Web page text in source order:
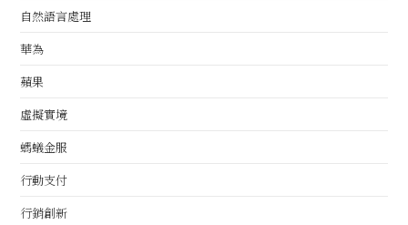
自然語言處理
華為
蘋果
虛擬實境
螞蟻金服
行動支付
行銷創新